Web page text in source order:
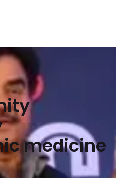
medicine